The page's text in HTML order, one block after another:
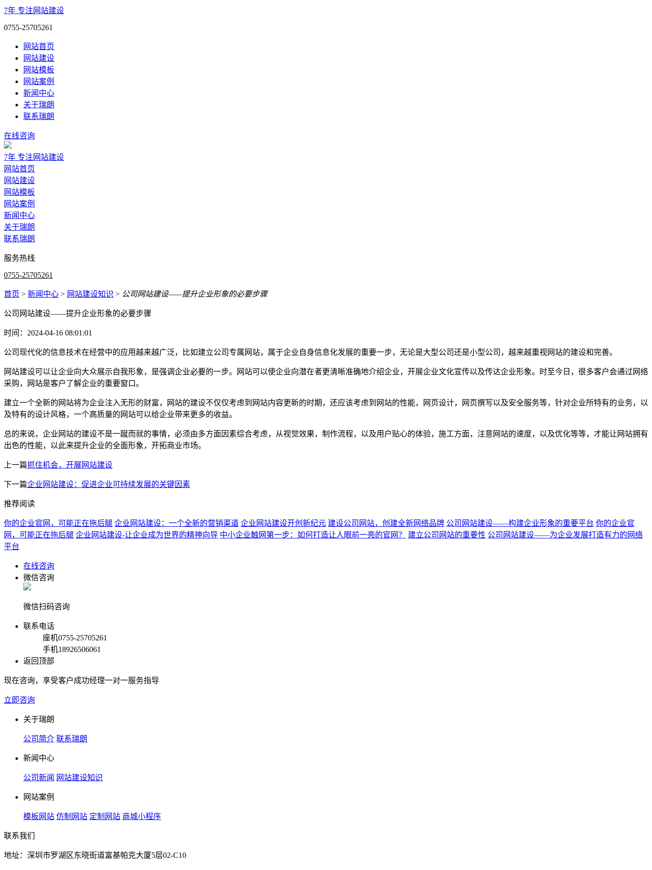
7年 专注网站建设
0755-25705261
网站首页
网站建设
网站模板
网站案例
新闻中心
关于瑞朗
联系瑞朗
在线咨询
7年 专注网站建设
网站首页
网站建设
网站模板
网站案例
新闻中心
关于瑞朗
联系瑞朗
服务热线
0755-25705261
首页 > 新闻中心 > 网站建设知识 > 公司网站建设——提升企业形象的必要步骤
公司网站建设——提升企业形象的必要步骤
时间：2024-04-16 08:01:01
公司现代化的信息技术在经营中的应用越来越广泛，比如建立公司专属网站，属于企业自身信息化发展的重要一步，无论是大型公司还是小型公司，越来越重视网站的建设和完善。
网站建设可以让企业向大众展示自我形象，是强调企业必要的一步。网站可以使企业向潜在者更清晰准确地介绍企业，开展企业文化宣传以及传达企业形象。时至今日，很多客户会通过网络
采购，网站是客户了解企业的重要窗口。
建立一个全新的网站将为企业注入无形的财富，网站的建设不仅仅考虑到网站内容更新的时期，还应该考虑到网站的性能，网页设计，网页撰写以及安全服务等，针对企业所特有的业务，以
及特有的设计风格，一个高质量的网站可以给企业带来更多的收益。
总的来说，企业网站的建设不是一蹴而就的事情，必须由多方面因素综合考虑，从视觉效果，制作流程，以及用户贴心的体验，施工方面，注意网站的速度，以及优化等等，才能让网站拥有
出色的性能，以此来提升企业的全面形象，开拓商业市场。
上一篇抓住机会，开展网站建设
下一篇企业网站建设：促进企业可持续发展的关键因素
推荐阅读
你的企业官网，可能正在拖后腿 企业网站建设：一个全新的营销渠道 企业网站建设开创新纪元 建设公司网站，创建全新网络品牌 公司网站建设——构建企业形象的重要平台 你的企业官
网，可能正在拖后腿 企业网站建设-让企业成为世界的精神向导 中小企业触网第一步：如何打造让人眼前一亮的官网？ 建立公司网站的重要性 公司网站建设——为企业发展打造有力的网络
平台
在线咨询
微信咨询
微信扫码咨询
联系电话
座机0755-25705261
手机18926506061
返回顶部
现在咨询，享受客户成功经理一对一服务指导
立即咨询
关于瑞朗
公司简介 联系瑞朗
新闻中心
公司新闻 网站建设知识
网站案例
模板网站 仿制网站 定制网站 商城小程序
联系我们
地址：深圳市罗湖区东晓街道富基帕克大厦5层02-C10